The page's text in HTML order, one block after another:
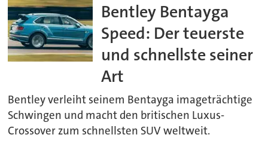
Bentley Bentayga
Speed: Der teuerste
und schnellste seiner
Art
Bentley verleiht seinem Bentayga imageträchtige
Schwingen und macht den britischen Luxus-
Crossover zum schnellsten SUV weltweit.